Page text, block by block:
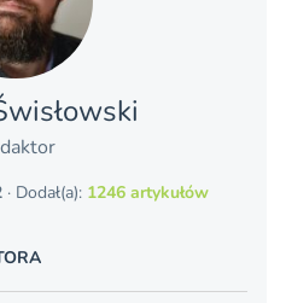
· Dodał(a): 1246 artykułów